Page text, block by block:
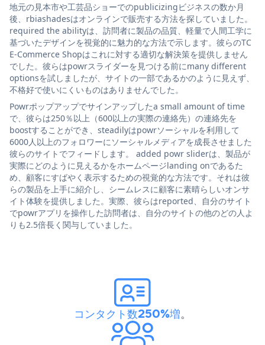
地元の見本市や工芸品ショーでのpublicizingビジネスの数か月
後、rbiashadesはオンラインで販売する方法を探していました。
required the abilityは、訪問者に製品の品質、軽量で人間工学に
基づいたデザインを視覚的に魅力的な方法で示します。彼らのTC
E-Commerce Shopはこれに対する適切な解決策を提供しません
でした。彼らはpowrスライダーを見つける前にmany different
optionsを試しましたが、サイトの一部であるかのように見えず、
不格好で使いにくいものはありませんでした。
Powrポップアップでサインアップしたa small amount of time
で、彼らは250％以上（600以上の実際の連絡先）の連絡先を
boostすることができ、steadilyはpowrソーシャルを利用して
6000人以上のフォロワーにソーシャルメディアを成長させました
彼らのサイトでフィードします。 added powr sliderは、製品が
実際にどのように見えるかをホームページlanding onであるた
め、顧客にすばやく表示するための視覚的な方法です。それは彼
らの製品を上手に紹介し、シームレスに顧客に素晴らしいオンサ
イト体験を提供しました。実際、彼らはreported、自分のサイト
でpowrアプリを操作した訪問者は、自分のサイトの他のどの人よ
りも2.5倍長く関与していました。
コンタクト数250%増。